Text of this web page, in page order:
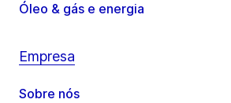
Óleo & gás e energia
Empresa
Sobre nós